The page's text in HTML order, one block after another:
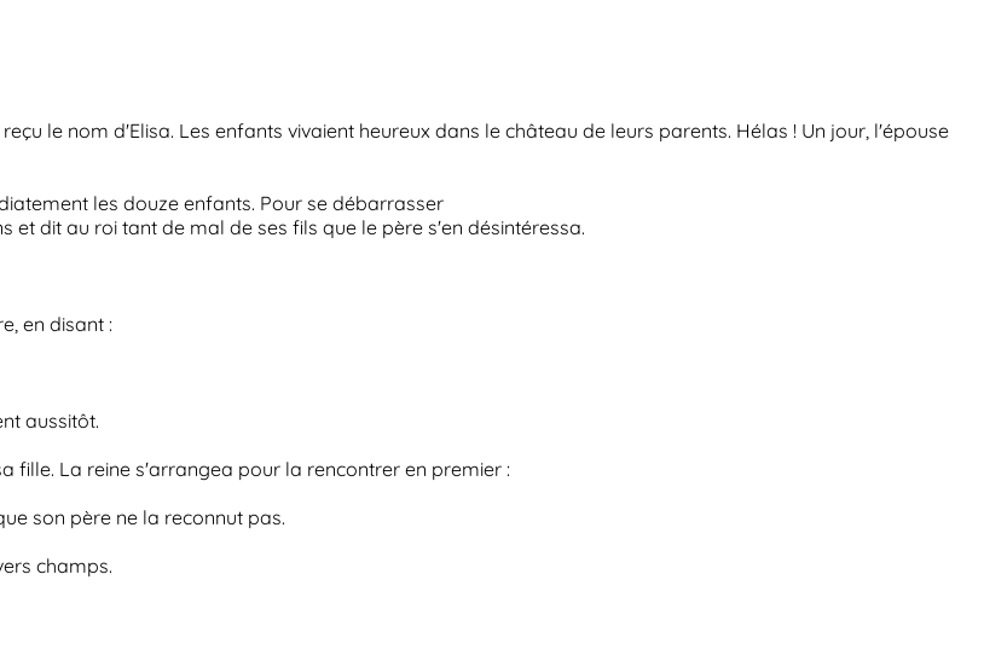
le nom d'Elisa. Les enfants vivaient heureux dans le château de leurs parents. Hélas ! Un jour, l'épouse
les douze enfants. Pour se débarrasser
dit au roi tant de mal de ses fils que le père s'en désintéressa.
en disant :
aussitôt.
fille. La reine s'arrangea pour la rencontrer en premier :
son père ne la reconnut pas.
champs.